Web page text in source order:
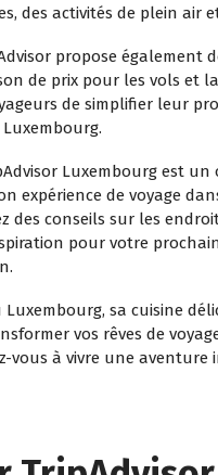
des activités de plein air
propose également
de prix pour les vols et
de simplifier leur
Luxembourg est
expérience de voyage
des conseils sur les
pour votre
sa cuisine
vos rêves de
vous à vivre une